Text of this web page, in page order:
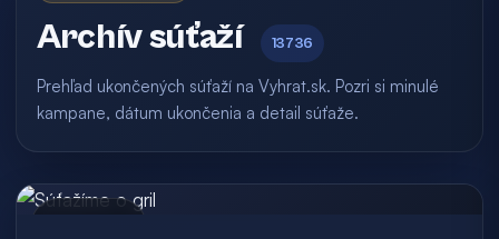
Archív súťaží 13736
Prehľad ukončených súťaží na Vyhrat.sk. Pozri si minulé
kampane, dátum ukončenia a detail súťaže.